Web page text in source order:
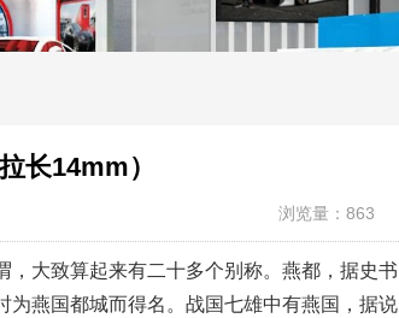
长14mm）
浏览量：863
大致算起来有二十多个别称。燕都，据史书
为燕国都城而得名。战国七雄中有燕国，据说